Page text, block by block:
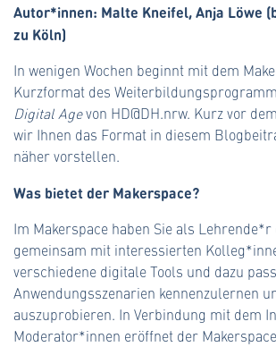
Autor*innen: Malte Kneifel, Anja Löwe
zu Köln)
In wenigen Wochen beginnt mit dem
Kurzformat des
Digital Agevon HD@DH.nrw. Kurz vor
wir Ihnen das Format in diesem
näher vorstellen.
Was bietet der Makerspace?
Im Makerspace haben Sie als
gemeinsam mit interessierten
verschiedene digitale Tools und dazu
Anwendungsszenarien kennenzulernen
auszuprobieren. In Verbindung mit dem
Moderator*innen eröffnet der